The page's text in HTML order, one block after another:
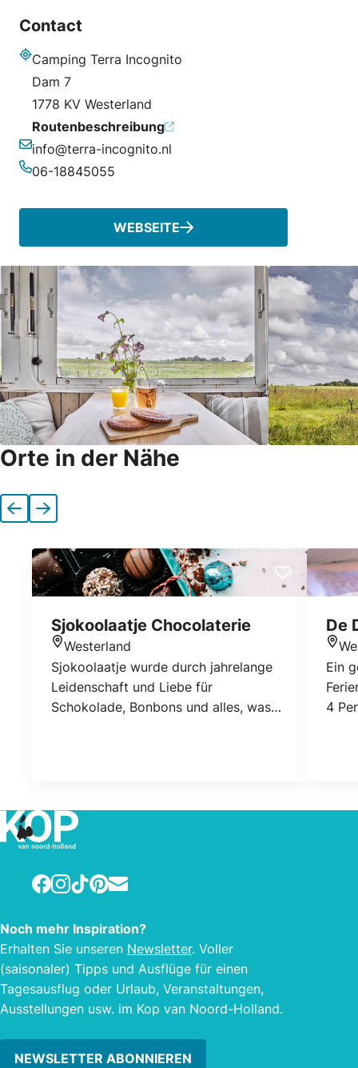
Contact
Adresse
Camping Terra Incognito
Dam 7
1778 KV Westerland
Routenbeschreibung
E-Mail-Adresse
info@terra-incognito.nl
06-18845055
WEBSEITE
Orte in der Nähe
VorherigeNächste
Sjokoolaatje Chocolaterie
Westerland
Sjokoolaatje wurde durch jahrelange
Leidenschaft und Liebe für
Schokolade, Bonbons und alles, was
des Restaurants "Eeterij Ongder de
Kukel" in Hippolytushoef wissen.
De
Ein
4
ein
Facebook
Instagram
TikTokPinterest
E-mail
Noch mehr Inspiration?
Erhalten Sie unseren Newsletter. Voller
(saisonaler) Tipps und Ausflüge für einen
Tagesausflug oder Urlaub, Veranstaltungen,
Ausstellungen usw. im Kop van Noord-Holland.
NEWSLETTER ABONNIEREN